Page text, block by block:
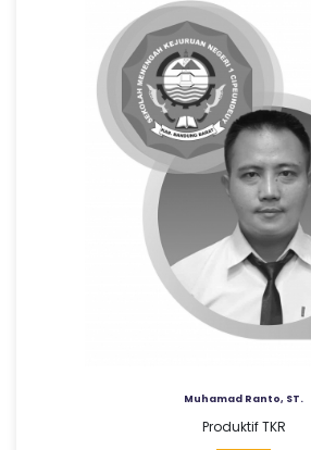
Muhamad Ranto, ST.
Produktif TKR